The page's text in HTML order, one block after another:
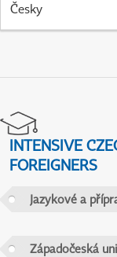
Česky
INTENSIVE
FOREIGNERS
Jazykové a
Západočeská